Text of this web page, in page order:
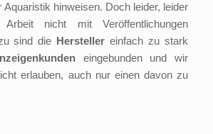
Aquaristik hinweisen. Doch leider, leider
nicht mit Veröffentlichungen
sind die Hersteller einfach zu stark
eingebunden und wir
erlauben, auch nur einen davon zu